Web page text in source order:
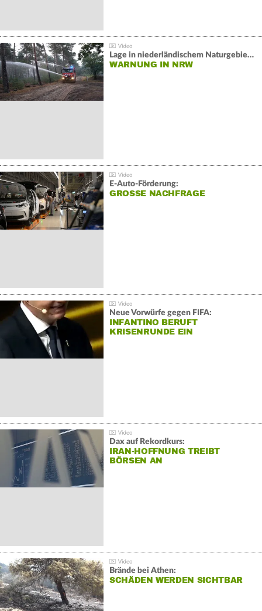
Lage in niederländischem Naturgebiet stabil
WARNUNG IN NRW
E-Auto-Förderung:
GROSSE NACHFRAGE
Neue Vorwürfe gegen FIFA:
INFANTINO BERUFT
KRISENRUNDE EIN
Dax auf Rekordkurs:
IRAN-HOFFNUNG TREIBT
BÖRSEN AN
Brände bei Athen:
SCHÄDEN WERDEN SICHTBAR